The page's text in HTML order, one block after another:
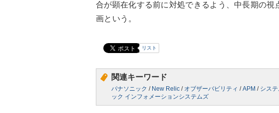
合が顕在化する前に対処できるよう、中長期の
画という。
リスト
関連キーワード
パナソニック / New Relic / オブザーバビリティ /APM / シス
ック インフォメーションシステムズ